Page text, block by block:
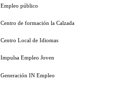
Empleo público
Centro de formación la Calzada
Centro Local de Idiomas
Impulsa Empleo Joven
Generación IN Empleo